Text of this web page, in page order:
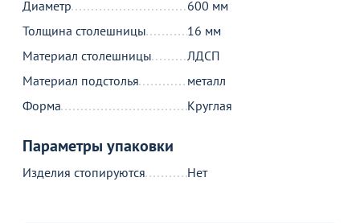
Диаметр
600 мм
Толщина столешницы
16 мм
Материал столешницы
ЛДСП
Материал подстолья
металл
Форма
Круглая
Параметры упаковки
Изделия стопируются Нет
Акции для вас
Пожизненная
гарантия